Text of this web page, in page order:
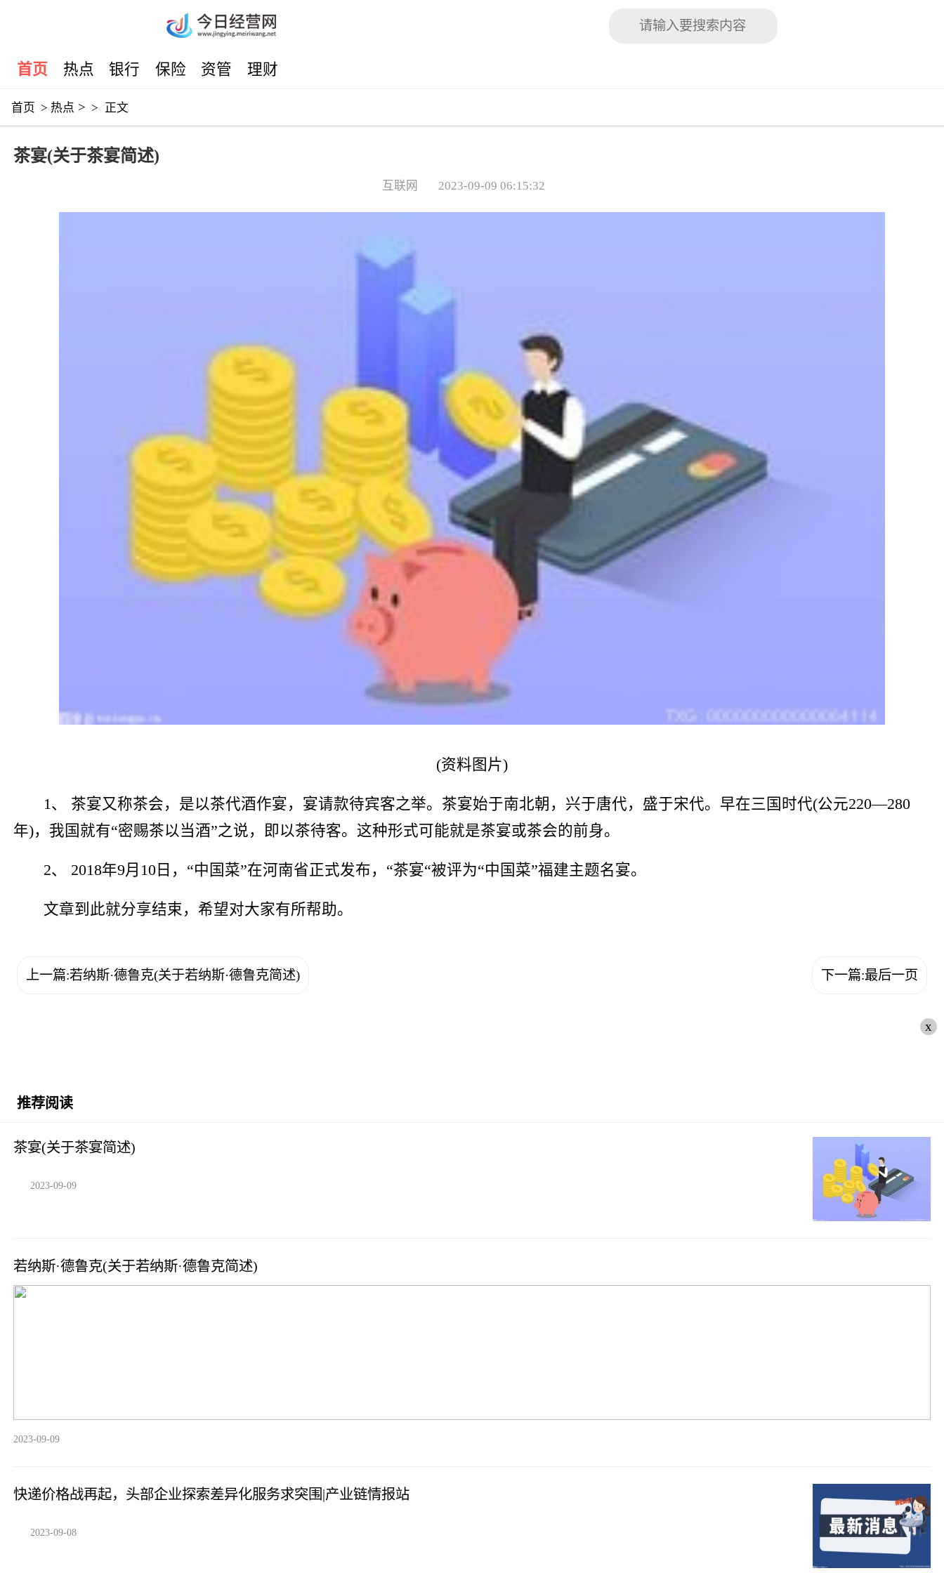
首页 热点 银行 保险 资管 理财
首页 > 热点 > > 正文
茶宴(关于茶宴简述)
互联网 2023-09-09 06:15:32
(资料图片)
1、 茶宴又称茶会，是以茶代酒作宴，宴请款待宾客之举。茶宴始于南北朝，兴于唐代，盛于宋代。早在三国时代(公元220—280
年)，我国就有“密赐茶以当酒”之说，即以茶待客。这种形式可能就是茶宴或茶会的前身。
2、 2018年9月10日，“中国菜”在河南省正式发布，“茶宴“被评为“中国菜”福建主题名宴。
文章到此就分享结束，希望对大家有所帮助。
上一篇:若纳斯·德鲁克(关于若纳斯·德鲁克简述) 下一篇:最后一页
x
推荐阅读
茶宴(关于茶宴简述)
2023-09-09
若纳斯·德鲁克(关于若纳斯·德鲁克简述)
2023-09-09
快递价格战再起，头部企业探索差异化服务求突围|产业链情报站
2023-09-08